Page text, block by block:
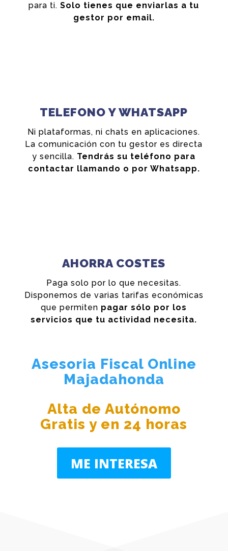
para ti.Solo tienes que enviarlas a tu
gestor por email.
TELEFONO Y WHATSAPP
Ni plataformas, ni chats en aplicaciones.
La comunicación con tu gestor es directa
y sencilla. Tendrás su teléfono para
contactar llamando o por Whatsapp.
AHORRA COSTES
Paga solo por lo que necesitas.
Disponemos de varias tarifas económicas
que permiten pagar sólo por los
servicios que tu actividad necesita.
Asesoria Fiscal Online
Majadahonda
Alta de Autónomo
Gratis y en 24 horas
ME INTERESA